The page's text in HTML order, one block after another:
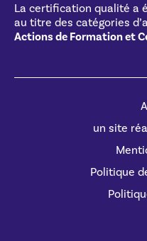
La certification qualité a
au titre des catégories
Actions de Formation et
un site
Politique